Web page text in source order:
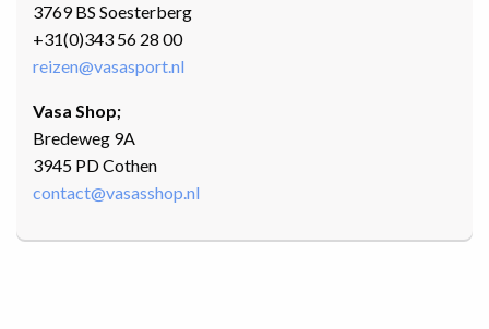
3769 BS Soesterberg
+31(0)343 56 28 00
reizen@vasasport.nl
Vasa Shop;
Bredeweg 9A
3945 PD Cothen
contact@vasasshop.nl